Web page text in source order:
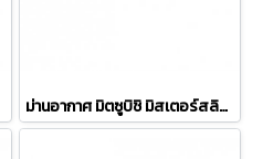
ม่านอากาศ มิตซูบิชิ มิสเตอร์สลิม Mitsubishi Electric Mr.Slim แบบลมแรง GK-3009AS2-CE 90cm สูงไม่เกิน 2.5 เมตร (เฉพาะเครื่อง)